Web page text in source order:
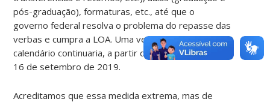
pós-graduação), formaturas, etc., até que o
governo federal resolva o problema do repasse das
verbas e cumpra a LOA. Uma vez solucionado, o
calendário continuaria, a partir de onde parou, no dia
16 de setembro de 2019.
Acreditamos que essa medida extrema, mas de